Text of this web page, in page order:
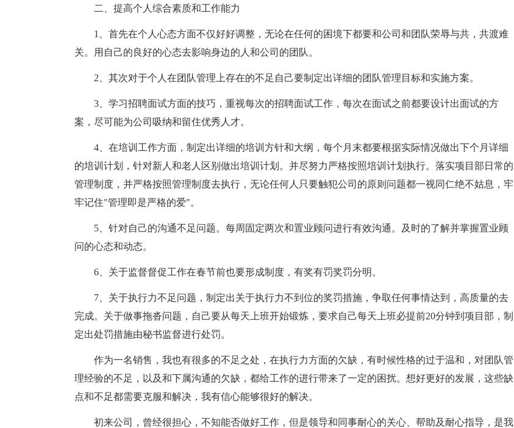
二、提高个人综合素质和工作能力
1、首先在个人心态方面不仅好好调整，无论在任何的困境下都要和公司和团队荣辱与共，共渡难
关。用自己的良好的心态去影响身边的人和公司的团队。
2、其次对于个人在团队管理上存在的不足自己要制定出详细的团队管理目标和实施方案。
3、学习招聘面试方面的技巧，重视每次的招聘面试工作，每次在面试之前都要设计出面试的方
案，尽可能为公司吸纳和留住优秀人才。
4、在培训工作方面，制定出详细的培训方针和大纲，每个月末都要根据实际情况做出下个月详细
的培训计划，针对新人和老人区别做出培训计划。并尽努力严格按照培训计划执行。落实项目部日常的
管理制度，并严格按照管理制度去执行，无论任何人只要触犯公司的原则问题都一视同仁绝不姑息，牢
牢记住"管理即是严格的爱"。
5、针对自己的沟通不足问题。每周固定两次和置业顾问进行有效沟通。及时的了解并掌握置业顾
问的心态和动态。
6、关于监督督促工作在春节前也要形成制度，有奖有罚奖罚分明。
7、关于执行力不足问题，制定出关于执行力不到位的奖罚措施，争取任何事情达到，高质量的去
完成。关于做事拖沓问题，自己要从每天上班开始锻炼，要求自己每天上班必提前20分钟到项目部，制
定出处罚措施由秘书监督进行处罚。
作为一名销售，我也有很多的不足之处，在执行力方面的欠缺，有时候性格的过于温和，对团队管
理经验的不足，以及和下属沟通的欠缺，都给工作的进行带来了一定的困扰。想好更好的发展，这些缺
点和不足都需要克服和解决，我有信心能够很好的解决。
初来公司，曾经很担心，不知能否做好工作，但是领导和同事耐心的关心、帮助及耐心指导，是我